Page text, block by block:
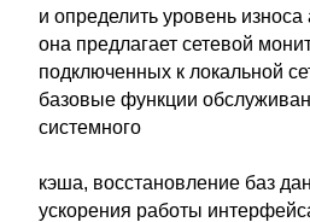
и определить уровень
она предлагает сетевой
подключенных к локальной
базовые функции
системного
кэша, восстановление баз
ускорения работы